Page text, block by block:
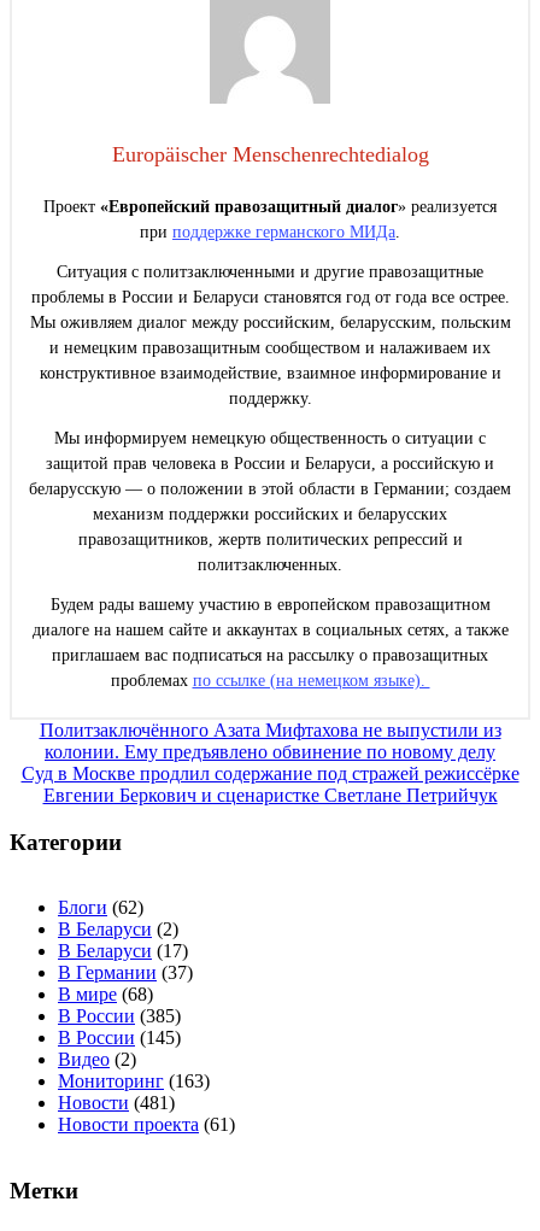
Europäischer Menschenrechtedialog
Проект «Европейский правозащитный диалог» реализуется
при поддержке германского МИДа.
Ситуация с политзаключенными и другие правозащитные
проблемы в России и Беларуси становятся год от года все острее.
Мы оживляем диалог между российским, беларусским, польским
и немецким правозащитным сообществом и налаживаем их
конструктивное взаимодействие, взаимное информирование и
поддержку.
Мы информируем немецкую общественность о ситуации с
защитой прав человека в России и Беларуси, а российскую и
беларусскую — о положении в этой области в Германии; создаем
механизм поддержки российских и беларусских
правозащитников, жертв политических репрессий и
политзаключенных.
Будем рады вашему участию в европейском правозащитном
диалоге на нашем сайте и аккаунтах в социальных сетях, а также
приглашаем вас подписаться на рассылку о правозащитных
проблемах по ссылке (на немецком языке).
Навигация
по
записям
Политзаключённого Азата Мифтахова не выпустили из
колонии. Ему предъявлено обвинение по новому делу
Суд в Москве продлил содержание под стражей режиссёрке
Евгении Беркович и сценаристке Светлане Петрийчук
Категории
Блоги (62)
В Беларуси (2)
В Беларуси (17)
В Германии (37)
В мире (68)
В России (385)
В России (145)
Видео (2)
Мониторинг (163)
Новости (481)
Новости проекта (61)
Метки